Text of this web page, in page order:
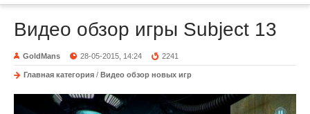
Видео обзор игры Subject 13
GoldMans 28-05-2015, 14:24 2241
Главная категория / Видео обзор новых игр